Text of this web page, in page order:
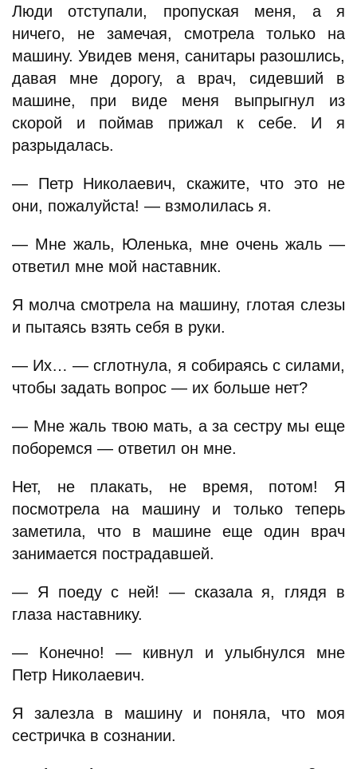
Люди отступали, пропуская меня, а я
ничего, не замечая, смотрела только на
машину. Увидев меня, санитары разошлись,
давая мне дорогу, а врач, сидевший в
машине, при виде меня выпрыгнул из
скорой и поймав прижал к себе. И я
разрыдалась.
— Петр Николаевич, скажите, что это не
они, пожалуйста! — взмолилась я.
— Мне жаль, Юленька, мне очень жаль —
ответил мне мой наставник.
Я молча смотрела на машину, глотая слезы
и пытаясь взять себя в руки.
— Их… — сглотнула, я собираясь с силами,
чтобы задать вопрос — их больше нет?
— Мне жаль твою мать, а за сестру мы еще
поборемся — ответил он мне.
Нет, не плакать, не время, потом! Я
посмотрела на машину и только теперь
заметила, что в машине еще один врач
занимается пострадавшей.
— Я поеду с ней! — сказала я, глядя в
глаза наставнику.
— Конечно! — кивнул и улыбнулся мне
Петр Николаевич.
Я залезла в машину и поняла, что моя
сестричка в сознании.